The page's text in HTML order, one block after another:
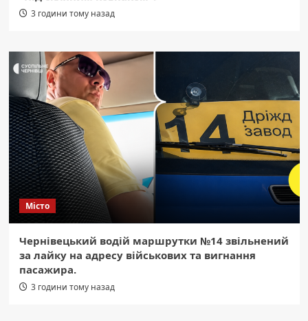
3 години тому назад
Місто
Чернівецький водій маршрутки №14 звільнений
за лайку на адресу військових та вигнання
пасажира.
3 години тому назад